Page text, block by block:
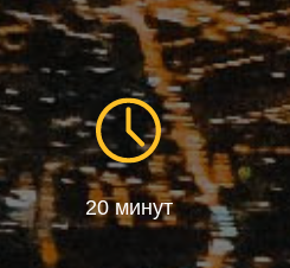
20 минут